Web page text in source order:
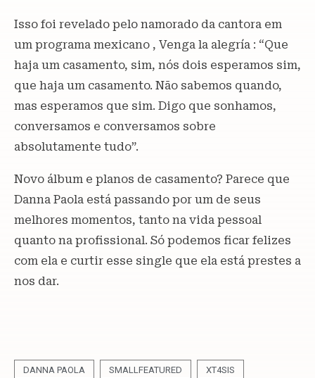
Isso foi revelado pelo namorado da cantora em
um programa mexicano , Venga la alegría : “Que
haja um casamento, sim, nós dois esperamos sim,
que haja um casamento. Não sabemos quando,
mas esperamos que sim. Digo que sonhamos,
conversamos e conversamos sobre
absolutamente tudo”.
Novo álbum e planos de casamento? Parece que
Danna Paola está passando por um de seus
melhores momentos, tanto na vida pessoal
quanto na profissional. Só podemos ficar felizes
com ela e curtir esse single que ela está prestes a
nos dar.
DANNA PAOLA SMALLFEATURED XT4SIS